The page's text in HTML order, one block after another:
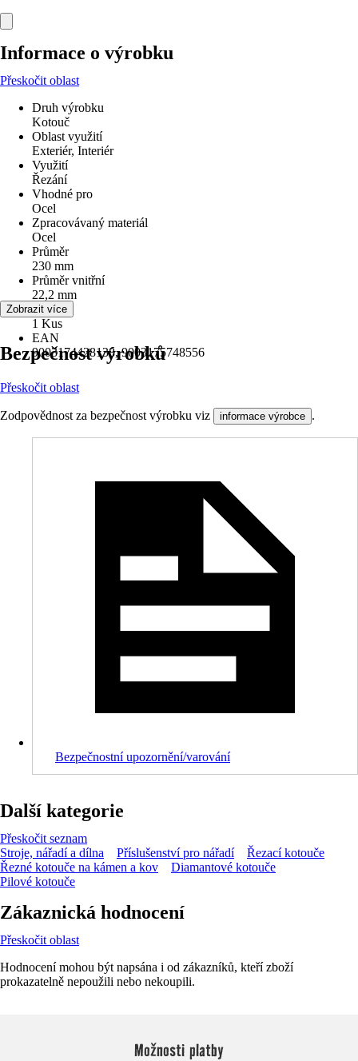
Informace o výrobku
Přeskočit oblast
Druh výrobku
Kotouč
Oblast využití
Exteriér, Interiér
Využití
Řezání
Vhodné pro
Ocel
Zpracovávaný materiál
Ocel
Průměr
230 mm
Průměr vnitřní
22,2 mm
Obsah
1 Kus
EAN
9003174428138, 9003175748556
Zobrazit více
Bezpečnost výrobků
Přeskočit oblast
Zodpovědnost za bezpečnost výrobku viz informace výrobce .
Bezpečnostní upozornění/varování
Další kategorie
Přeskočit seznam
Stroje, nářadí a dílna
Příslušenství pro nářadí
Řezací kotouče
Řezné kotouče na kámen a kov
Diamantové kotouče
Pilové kotouče
Zákaznická hodnocení
Přeskočit oblast
Hodnocení mohou být napsána i od zákazníků, kteří zboží
prokazatelně nepoužili nebo nekoupili.
Možnosti platby